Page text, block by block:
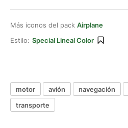
Más iconos del pack Airplane
Estilo: Special Lineal Color
motor avión navegación
transporte